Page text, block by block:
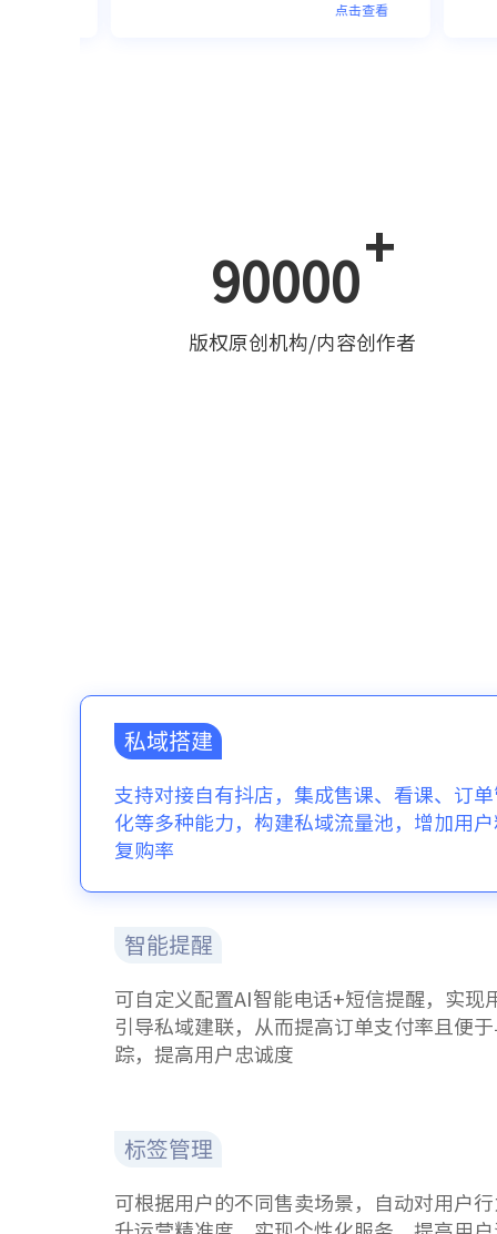
知识付费全链路转化商业闭环。标志着海
点击查看
90000
+
版权原创机构/内容创作者
私域搭建
支持对接自有抖店，集成售课、看课、订
化等多种能力，构建私域流量池，增加用
复购率
智能提醒
可自定义配置AI智能电话+短信提醒，实现
引导私域建联，从而提高订单支付率且便
踪，提高用户忠诚度
标签管理
可根据用户的不同售卖场景，自动对用户